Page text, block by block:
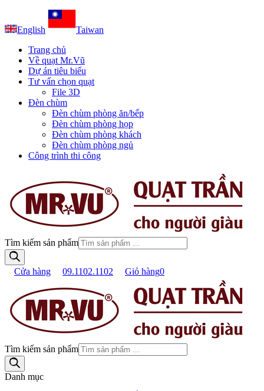
English
Taiwan
Trang chủ
Về quạt Mr.Vũ
Dự án tiêu biểu
Tư vấn chọn quạt
File 3D
Đèn chùm
Đèn chùm phòng ăn/bếp
Đèn chùm phòng họp
Đèn chùm phòng khách
Đèn chùm phòng ngủ
Công trình thi công
Tìm kiếm sản phẩm
Cửa hàng 09.1102.1102 Giỏ hàng0
Tìm kiếm sản phẩm
Danh mục